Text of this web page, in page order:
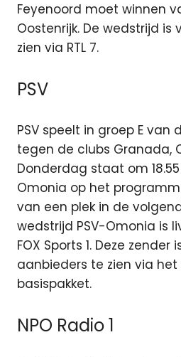
Feyenoord moet winnen
Oostenrijk. De wedstrijd is
zien via RTL 7.
PSV
PSV speelt in groep E van
tegen de clubs Granada,
Donderdag staat om
Omonia op het
van een plek in de
wedstrijd PSV-Omonia is
FOX Sports 1. Deze zender
aanbieders te zien via
basispakket.
NPO Radio 1